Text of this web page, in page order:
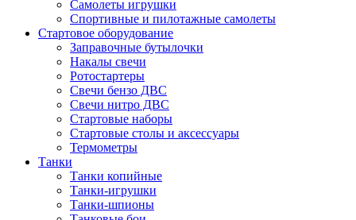
Самолеты игрушки
Спортивные и пилотажные самолеты
Стартовое оборудование
Заправочные бутылочки
Накалы свечи
Ротостартеры
Свечи бензо ДВС
Свечи нитро ДВС
Стартовые наборы
Стартовые столы и аксессуары
Термометры
Танки
Танки копийные
Танки-игрушки
Танки-шпионы